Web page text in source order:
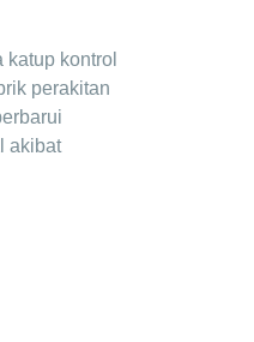
kontrol
perakitan
akibat